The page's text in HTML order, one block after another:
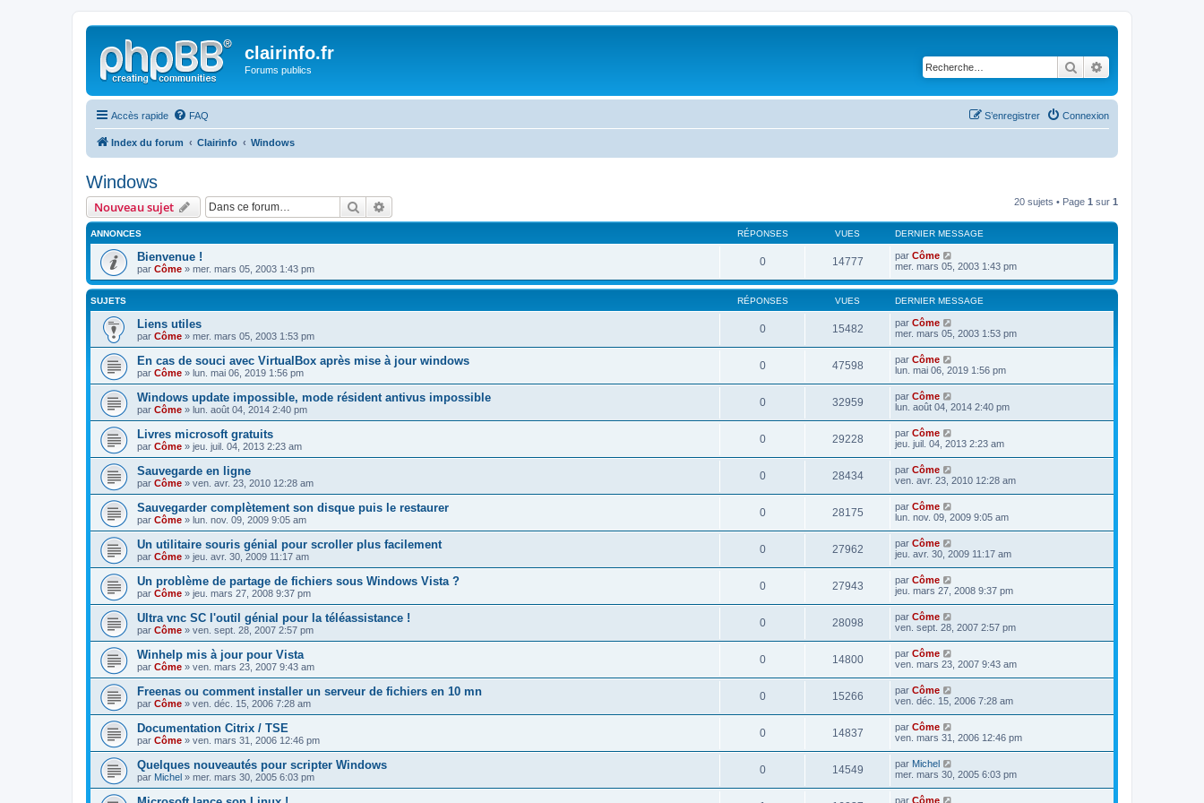
clairinfo.fr
Forums publics Rechercher
Accès rapide FAQ Connexion
S’enregistrer
Index du forum Clairinfo Windows
Windows
Nouveau sujet Rechercher 20 sujets • Page 1 sur 1
ANNONCES RÉPONSES VUES DERNIER MESSAGE
Bienvenue !
par Côme » mer. mars 05, 2003 1:43 pm
0 14777 par Côme
mer. mars 05, 2003 1:43 pm
SUJETS RÉPONSES VUES DERNIER MESSAGE
Liens utiles
par Côme » mer. mars 05, 2003 1:53 pm
0 15482 par Côme
mer. mars 05, 2003 1:53 pm
En cas de souci avec VirtualBox après mise à jour windows
par Côme » lun. mai 06, 2019 1:56 pm
0 47598 par Côme
lun. mai 06, 2019 1:56 pm
Windows update impossible, mode résident antivus impossible
par Côme » lun. août 04, 2014 2:40 pm
0 32959 par Côme
lun. août 04, 2014 2:40 pm
Livres microsoft gratuits
par Côme » jeu. juil. 04, 2013 2:23 am
0 29228 par Côme
jeu. juil. 04, 2013 2:23 am
Sauvegarde en ligne
par Côme » ven. avr. 23, 2010 12:28 am
0 28434 par Côme
ven. avr. 23, 2010 12:28 am
Sauvegarder complètement son disque puis le restaurer
par Côme » lun. nov. 09, 2009 9:05 am
0 28175 par Côme
lun. nov. 09, 2009 9:05 am
Un utilitaire souris génial pour scroller plus facilement
par Côme » jeu. avr. 30, 2009 11:17 am
0 27962 par Côme
jeu. avr. 30, 2009 11:17 am
Un problème de partage de fichiers sous Windows Vista ?
par Côme » jeu. mars 27, 2008 9:37 pm
0 27943 par Côme
jeu. mars 27, 2008 9:37 pm
Ultra vnc SC l'outil génial pour la téléassistance !
par Côme » ven. sept. 28, 2007 2:57 pm
0 28098 par Côme
ven. sept. 28, 2007 2:57 pm
Winhelp mis à jour pour Vista
par Côme » ven. mars 23, 2007 9:43 am
0 14800 par Côme
ven. mars 23, 2007 9:43 am
Freenas ou comment installer un serveur de fichiers en 10 mn
par Côme » ven. déc. 15, 2006 7:28 am
0 15266 par Côme
ven. déc. 15, 2006 7:28 am
Documentation Citrix / TSE
par Côme » ven. mars 31, 2006 12:46 pm
0 14837 par Côme
ven. mars 31, 2006 12:46 pm
Quelques nouveautés pour scripter Windows
par Michel » mer. mars 30, 2005 6:03 pm
0 14549 par Michel
mer. mars 30, 2005 6:03 pm
par Côme